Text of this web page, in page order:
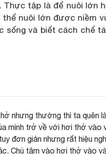
tập là để nuôi lớn
nuôi lớn được niềm
sống và biết cách chế
nhưng thường thì ta quên
mình trở về với hơi thở vào
đơn giản nhưng rất hiệu
Chú tâm vào hơi thở vào